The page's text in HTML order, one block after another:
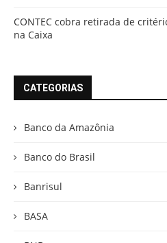
CONTEC cobra retirada de
na Caixa
CATEGORIAS
Banco da Amazônia
Banco do Brasil
Banrisul
BASA